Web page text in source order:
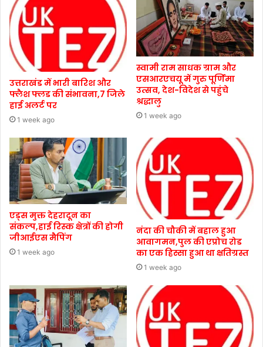
उत्तराखंड में भारी बारिश और
फ्लैश फ्लड की संभावना,7 जिले
हाई अलर्ट पर
1 week ago
स्वामी राम साधक ग्राम और
एसआरएचयू में गुरु पूर्णिमा
उत्सव, देश-विदेश से पहुंचे
श्रद्धालु
1 week ago
एड्स मुक्त देहरादून का
संकल्प,हाई रिस्क क्षेत्रों की होगी
जीआईएस मैपिंग
1 week ago
नंदा की चौकी में बहाल हुआ
आवागमन,पुल की एप्रोच रोड
का एक हिस्सा हुआ था क्षतिग्रस्त
1 week ago